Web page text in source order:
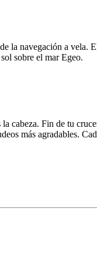
la navegación a
sobre el mar Egeo.
cabeza. Fin de tu
más agradables.